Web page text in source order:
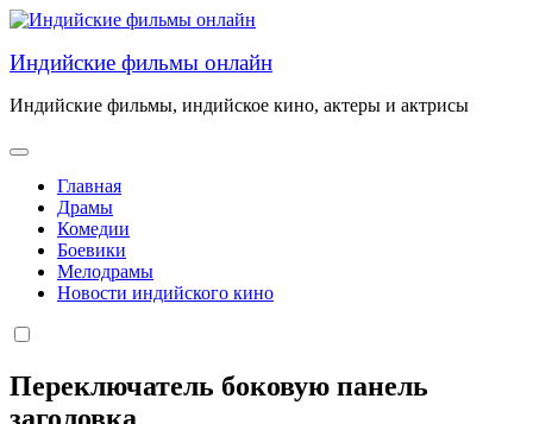
Перейти
содержанию
Индийские фильмы онлайн
Индийские фильмы, индийское кино, актеры и актрисы
Главная
Драмы
Комедии
Боевики
Мелодрамы
Новости индийского кино
Переключатель боковую панель